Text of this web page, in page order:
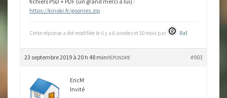
https://kinoki.fr/goonies.zip
Cette réponse a été modifiée le il y a 6 années et 10 mois par Raf.
23 septembre 2019 à 20 h 48 min #903
RÉPONDRE
EricM
Invité